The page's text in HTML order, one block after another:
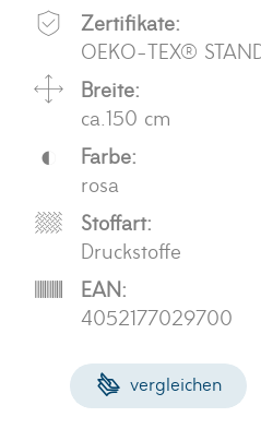
Zertifikate:
OEKO-TEX®
Breite:
ca.150 cm
Farbe:
rosa
Stoffart:
Druckstoffe
EAN:
4052177029700
vergleichen